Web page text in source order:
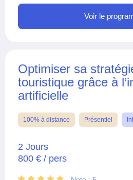
Voir le
Optimiser sa
touristique grâce à
artificielle
100% à distance Présentiel
2 Jours
800 € / pers